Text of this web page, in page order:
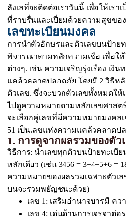
ลังเลที่จะติดต่อเราวันนี้ เพื่อให้เรา
ที่ราบรื่นและเปี่ยมด้วยความสุขขอ
เลขทะเบียนมงคล
การนำตัวอักษรและตัวเลขบนป้าย
พิจารณาตามหลักความเชื่อ เพื่อให้
ต่างๆ. เช่น ความเจริญรุ่งเรือง เงิ
แคล้วคลาดปลอดภัย โดยมี 2 วิธีห
ตัวเลข. ซึ่งจะบวกตัวเลขทั้งหมดให้
ไปดูความหมายตามหลักเลขศาสต
จะเลือกคู่เลขที่มีความหมายมงคลเ
51 เป็นเลขแห่งความแคล้วคลาดป
1. การดูจากผลรวมของตัว
วิธีการ: นำเลขทุกตัวบนป้ายทะเบี
หลักเดียว (เช่น 3456 = 3+4+5+6 =
ความหมายของผลรวมเฉพาะตัวเ
บนจะรวมพยัญชนะด้วย)
เลข 1: เสริมอำนาจบารมี คว
เลข 4: เด่นด้านการเจรจาต่